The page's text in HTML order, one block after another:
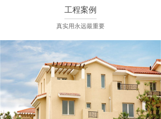
工程案例
真实用永远最重要